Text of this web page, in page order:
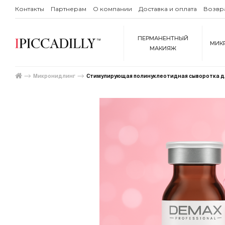
Контакты Партнерам О компании Доставка и оплата
ПЕРМАНЕНТНЫЙ
МАКИЯЖ
Микронидлинг Стимулирующая полинуклеотидная сыворотка